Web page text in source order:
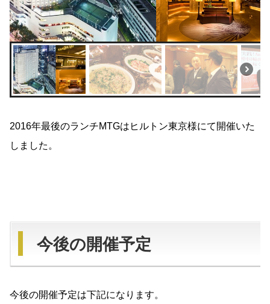
2016年最後のランチMTGはヒルトン東京様にて開催いた
しました。
今後の開催予定
今後の開催予定は下記になります。